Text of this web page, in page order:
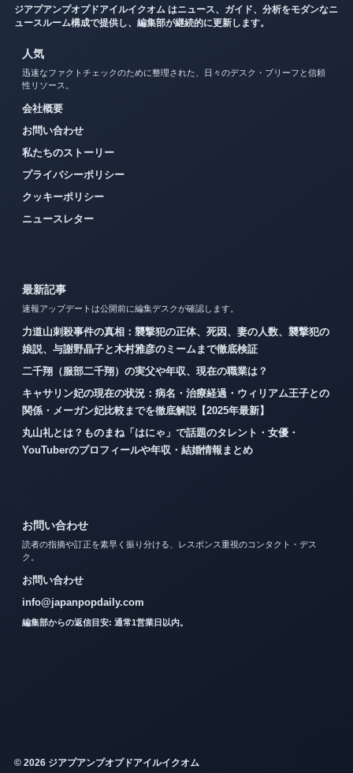
ジアプアンプオプドアイルイクオム はニュース、ガイド、分析をモダンなニ
ュースルーム構成で提供し、編集部が継続的に更新します。
人気
迅速なファクトチェックのために整理された、日々のデスク・ブリーフと信頼
性リソース。
会社概要
お問い合わせ
私たちのストーリー
プライバシーポリシー
クッキーポリシー
ニュースレター
最新記事
速報アップデートは公開前に編集デスクが確認します。
力道山刺殺事件の真相：襲撃犯の正体、死因、妻の人数、襲撃犯の
娘説、与謝野晶子と木村雅彦のミームまで徹底検証
二千翔（服部二千翔）の実父や年収、現在の職業は？
キャサリン妃の現在の状況：病名・治療経過・ウィリアム王子との
関係・メーガン妃比較までを徹底解説【2025年最新】
丸山礼とは？ものまね「はにゃ」で話題のタレント・女優・
YouTuberのプロフィールや年収・結婚情報まとめ
お問い合わせ
読者の指摘や訂正を素早く振り分ける、レスポンス重視のコンタクト・デス
ク。
お問い合わせ
info@japanpopdaily.com
編集部からの返信目安: 通常1営業日以内。
© 2026 ジアプアンプオプドアイルイクオム